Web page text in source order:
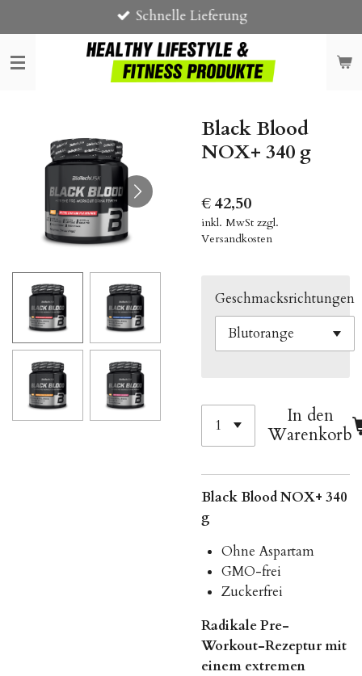
Hauptinhalt
springen
Schnelle Lieferung
Black Blood
NOX+ 340 g
€ 42,50
inkl. MwSt zzgl.
Versandkosten
Geschmacksrichtungen
In den
Warenkorb
Black Blood NOX+ 340
g
Ohne Aspartam
GMO-frei
Zuckerfrei
Radikale Pre-
Workout-Rezeptur mit
einem extremen